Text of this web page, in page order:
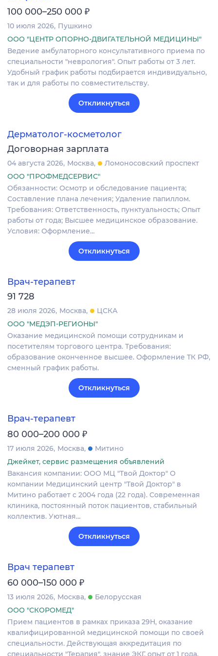
100 000–250 000 ₽
10 июля 2026 Пушкино
ООО "ЦЕНТР ОПОРНО-ДВИГАТЕЛЬНОЙ МЕДИЦИНЫ"
Ведение амбулаторного консультативного приема по
специальности "неврология". Опыт работы от 3 лет.
Удобный график работы подбирается индивидуально,
так и для работы по совместительству.
Откликнуться
Дерматолог-косметолог
Договорная зарплата
04 августа 2026 Москва
Ломоносовский проспект
ООО "ПРОФМЕДСЕРВИС"
Обязанности: Осмотр и обследование пациента;
Составление плана лечения; Удаление папиллом.
Требования: Ответственность, пунктуальность; Опыт
работы от года; Высшее медицинское образование.
Условия: Оформление…
Откликнуться
Врач-терапевт
91 728
28 июля 2026 Москва
ЦСКА
ООО "МЕДЭП-РЕГИОНЫ"
Оказание медицинской помощи сотрудникам и
посетителям торгового центра. Требования:
образование оконченное высшее. Оформление ТК РФ,
сменный график работы.
Откликнуться
Врач-терапевт
80 000–200 000 ₽
17 июля 2026 Москва
Митино
Джейкет, сервис размещения объявлений
Вакансия компании: ООО МЦ "Твой Доктор" О
компании Медицинский центр "Твой Доктор" в
Митино работает с 2004 года (22 года). Современная
клиника, постоянный поток пациентов, стабильный
коллектив. Уютная…
Откликнуться
Врач терапевт
60 000–150 000 ₽
13 июля 2026 Москва
Белорусская
ООО "СКОРОМЕД"
Прием пациентов в рамках приказа 29Н, оказание
квалифицированной медицинской помощи по своей
специальности. Действующая аккредитация по
специальности "Терапия", знание ЭКГ, опыт от 1 года.